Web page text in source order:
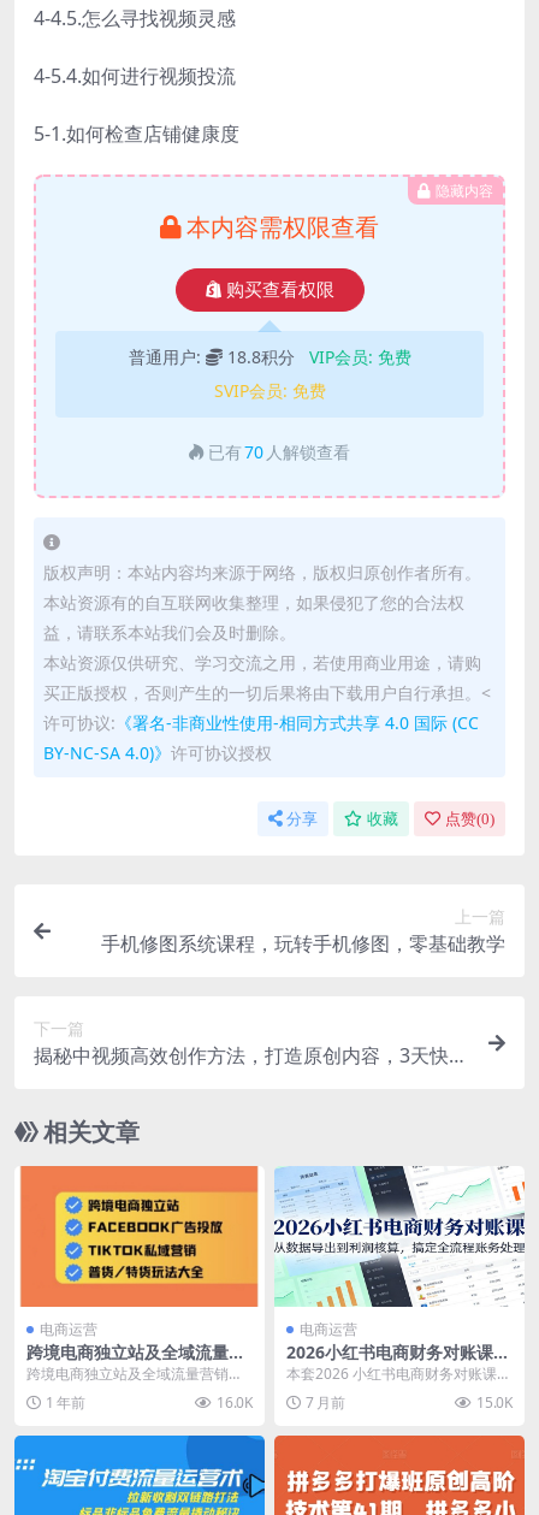
4-4.5.怎么寻找视频灵感
4-5.4.如何进行视频投流
5-1.如何检查店铺健康度
隐藏内容
本内容需权限查看
购买查看权限
普通用户: 18.8积分 VIP会员: 免费
SVIP会员: 免费
已有70 人解锁查看
版权声明：本站内容均来源于网络，版权归原创作者所有。
本站资源有的自互联网收集整理，如果侵犯了您的合法权
益，请联系本站我们会及时删除。
本站资源仅供研究、学习交流之用，若使用商业用途，请购
买正版授权，否则产生的一切后果将由下载用户自行承担。<
许可协议: 《署名-非商业性使用-相同方式共享 4.0 国际 (CC
BY-NC-SA 4.0)》 许可协议授权
分享 收藏 点赞(0)
上一篇
手机修图系统课程，玩转手机修图，零基础教学
下一篇
揭秘中视频高效创作方法，打造原创内容，3天快速
相关文章
电商运营
跨境电商独立站及全域流量营
销，从0基础快速入门并精通
跨境电商运营
跨境电商独立站及全域流量营销，
从0基础快速入门并精通跨境电商运
营 课程介绍： 课...
1 年前 16.0K
电商运营
2026小红书电商财务对账课：
从数据导出到利润核算，搞定
全流程账务处理
本套2026 小红书电商财务对账课
程，专为电商财务人员、小红书商
家打造，聚焦小红...
7 月前 15.0K